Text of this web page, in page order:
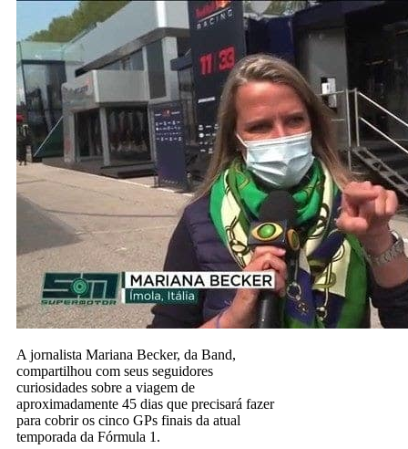
A jornalista Mariana Becker, da Band,
compartilhou com seus seguidores
curiosidades sobre a viagem de
aproximadamente 45 dias que precisará fazer
para cobrir os cinco GPs finais da atual
temporada da Fórmula 1.